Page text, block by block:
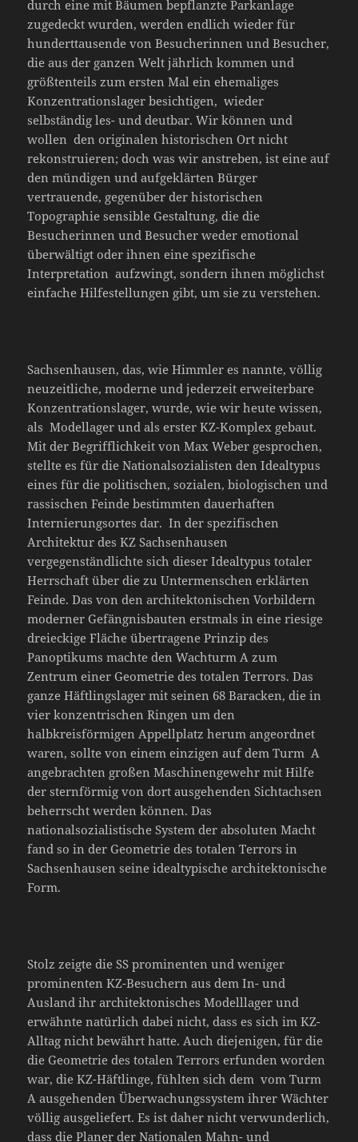
durch eine mit Bäumen bepflanzte Parkanlage
zugedeckt wurden, werden endlich wieder für
hunderttausende von Besucherinnen und Besucher,
die aus der ganzen Welt jährlich kommen und
größtenteils zum ersten Mal ein ehemaliges
Konzentrationslager besichtigen, wieder
selbständig les- und deutbar. Wir können und
wollen den originalen historischen Ort nicht
rekonstruieren; doch was wir anstreben, ist eine auf
den mündigen und aufgeklärten Bürger
vertrauende, gegenüber der historischen
Topographie sensible Gestaltung, die die
Besucherinnen und Besucher weder emotional
überwältigt oder ihnen eine spezifische
Interpretation aufzwingt, sondern ihnen möglichst
einfache Hilfestellungen gibt, um sie zu verstehen.
Sachsenhausen, das, wie Himmler es nannte, völlig
neuzeitliche, moderne und jederzeit erweiterbare
Konzentrationslager, wurde, wie wir heute wissen,
als Modellager und als erster KZ-Komplex gebaut.
Mit der Begrifflichkeit von Max Weber gesprochen,
stellte es für die Nationalsozialisten den Idealtypus
eines für die politischen, sozialen, biologischen und
rassischen Feinde bestimmten dauerhaften
Internierungsortes dar. In der spezifischen
Architektur des KZ Sachsenhausen
vergegenständlichte sich dieser Idealtypus totaler
Herrschaft über die zu Untermenschen erklärten
Feinde. Das von den architektonischen Vorbildern
moderner Gefängnisbauten erstmals in eine riesige
dreieckige Fläche übertragene Prinzip des
Panoptikums machte den Wachturm A zum
Zentrum einer Geometrie des totalen Terrors. Das
ganze Häftlingslager mit seinen 68 Baracken, die in
vier konzentrischen Ringen um den
halbkreisförmigen Appellplatz herum angeordnet
waren, sollte von einem einzigen auf dem Turm A
angebrachten großen Maschinengewehr mit Hilfe
der sternförmig von dort ausgehenden Sichtachsen
beherrscht werden können. Das
nationalsozialistische System der absoluten Macht
fand so in der Geometrie des totalen Terrors in
Sachsenhausen seine idealtypische architektonische
Form.
Stolz zeigte die SS prominenten und weniger
prominenten KZ-Besuchern aus dem In- und
Ausland ihr architektonisches Modelllager und
erwähnte natürlich dabei nicht, dass es sich im KZ-
Alltag nicht bewährt hatte. Auch diejenigen, für die
die Geometrie des totalen Terrors erfunden worden
war, die KZ-Häftlinge, fühlten sich dem vom Turm
A ausgehenden Überwachungssystem ihrer Wächter
völlig ausgeliefert. Es ist daher nicht verwunderlich,
dass die Planer der Nationalen Mahn- und